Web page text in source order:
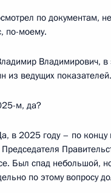
по документам,
по-моему.
Владимирович, в
из ведущих показателей.
м, да?
в 2025 году – по концу
Был спад небольшой,
по этому вопросу